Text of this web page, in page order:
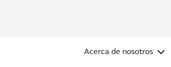
Acerca de nosotros